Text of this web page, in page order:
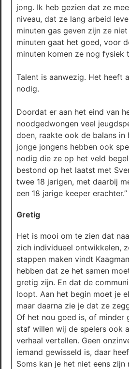
jong. Ik heb gezien dat ze
niveau, dat ze lang arbeid
minuten gas geven zijn ze
minuten gaat het goed, voor
minuten komen ze nog fysiek
Talent is aanwezig. Het heeft
nodig.
Doordat er aan het eind van
noodgedwongen veel
doen, raakte ook de balans in
jonge jongens hebben ook
nodig die ze op het veld
bestond op het laatst met
twee 18 jarigen, met daarbij
een 18 jarige keeper erachter.”
Gretig
Het is mooi om te zien dat
zich individueel ontwikkelen,
stappen maken vindt
hebben dat ze het samen
gretig zijn. En dat de
loopt. Aan het begin moet je
maar daarna zie je dat ze
Of het nou goed is, of minder
staf willen wij de spelers ook
verhaal vertellen. Geen
iemand gewisseld is, daar
Soms kan je het niet eens zijn